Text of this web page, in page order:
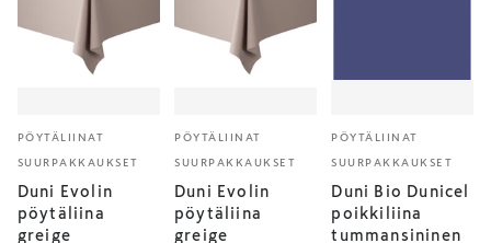
PÖYTÄLIINAT
SUURPAKKAUKSET
Duni Evolin
pöytäliina
greige
PÖYTÄLIINAT
SUURPAKKAUKSET
Duni Evolin
pöytäliina
greige
PÖYTÄLIINAT
SUURPAKKAUKSET
Duni Bio Dunicel
poikkiliina
tummansininen